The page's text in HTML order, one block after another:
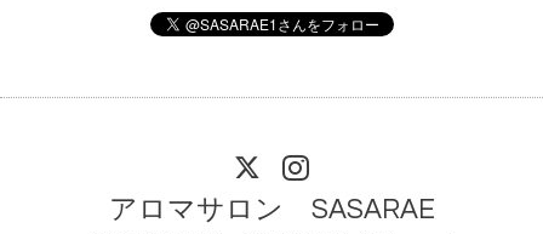
アロマサロン SASARAE